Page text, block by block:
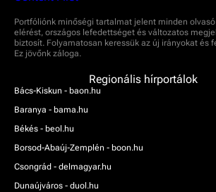
Portfóliónk minőségi tartalmat jelent minden
elérést, országos lefedettséget és változatos
biztosít. Folyamatosan keressük az új irányokat és
Ez jövőnk záloga.
Regionális hírportálok
Bács-Kiskun - baon.hu
Baranya - bama.hu
Békés - beol.hu
Borsod-Abaúj-Zemplén - boon.hu
Csongrád - delmagyar.hu
Dunaújváros - duol.hu